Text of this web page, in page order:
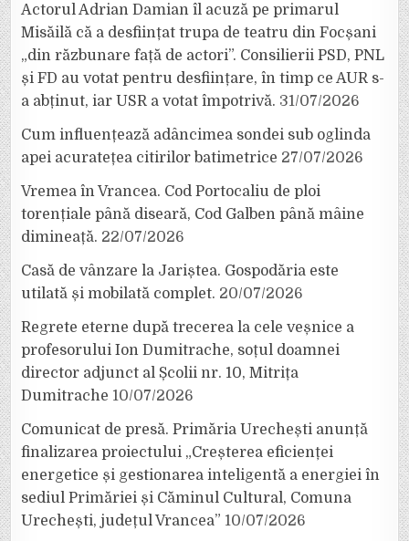
Actorul Adrian Damian îl acuză pe primarul
Misăilă că a desființat trupa de teatru din Focșani
„din răzbunare față de actori”. Consilierii PSD, PNL
și FD au votat pentru desființare, în timp ce AUR s-
a abținut, iar USR a votat împotrivă. 31/07/2026
Cum influențează adâncimea sondei sub oglinda
apei acuratețea citirilor batimetrice 27/07/2026
Vremea în Vrancea. Cod Portocaliu de ploi
torențiale până diseară, Cod Galben până mâine
dimineață. 22/07/2026
Casă de vânzare la Jariștea. Gospodăria este
utilată și mobilată complet. 20/07/2026
Regrete eterne după trecerea la cele veșnice a
profesorului Ion Dumitrache, soțul doamnei
director adjunct al Școlii nr. 10, Mitrița
Dumitrache 10/07/2026
Comunicat de presă. Primăria Urechești anunță
finalizarea proiectului „Creșterea eficienței
energetice și gestionarea inteligentă a energiei în
sediul Primăriei și Căminul Cultural, Comuna
Urechești, județul Vrancea” 10/07/2026